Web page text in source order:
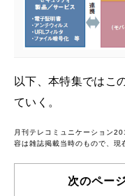
以下、本特集ではこ
ていく。
月刊テレコミュニケーション
容は雑誌掲載当時のもので、現
次のペー